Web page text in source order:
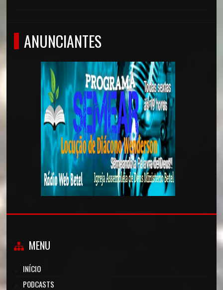
ANUNCIANTES
MENU
INÍCIO
PODCASTS